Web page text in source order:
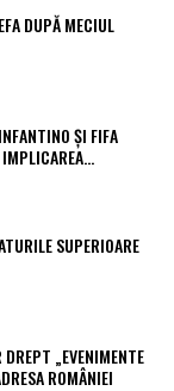
DUPĂ MECIUL
ȘI FIFA
IMPLICAREA…
SUPERIOARE
„EVENIMENTE
ROMÂNIEI